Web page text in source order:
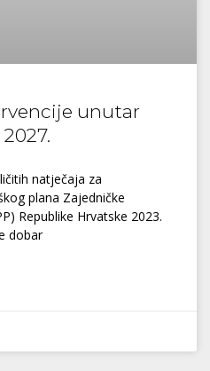
unutar
natječaja za
plana Zajedničke
Republike Hrvatske 2023.
dobar